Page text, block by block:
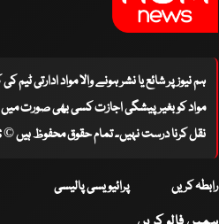
ہم نیوز پر شائع یا نشر ہونے والا مواد ادارتی
مواد کو بغیر پیشگی اجازت کسی بھی صورت میں
نقل کرنا درست نہیں۔ تمام حقوق محفوظ ہیں © 2026
رابطہ کریں پرائیویسی پالیسی